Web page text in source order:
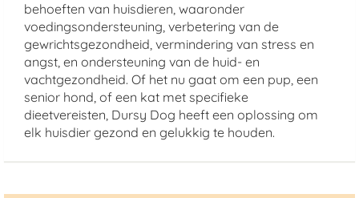
behoeften van huisdieren, waaronder
voedingsondersteuning, verbetering van de
gewrichtsgezondheid, vermindering van stress en
angst, en ondersteuning van de huid- en
vachtgezondheid. Of het nu gaat om een pup, een
senior hond, of een kat met specifieke
dieetvereisten, Dursy Dog heeft een oplossing om
elk huisdier gezond en gelukkig te houden.